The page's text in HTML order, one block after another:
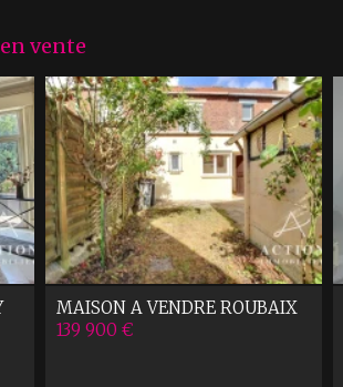
vente
MAISON A VENDRE ROUBAIX
139 900 €